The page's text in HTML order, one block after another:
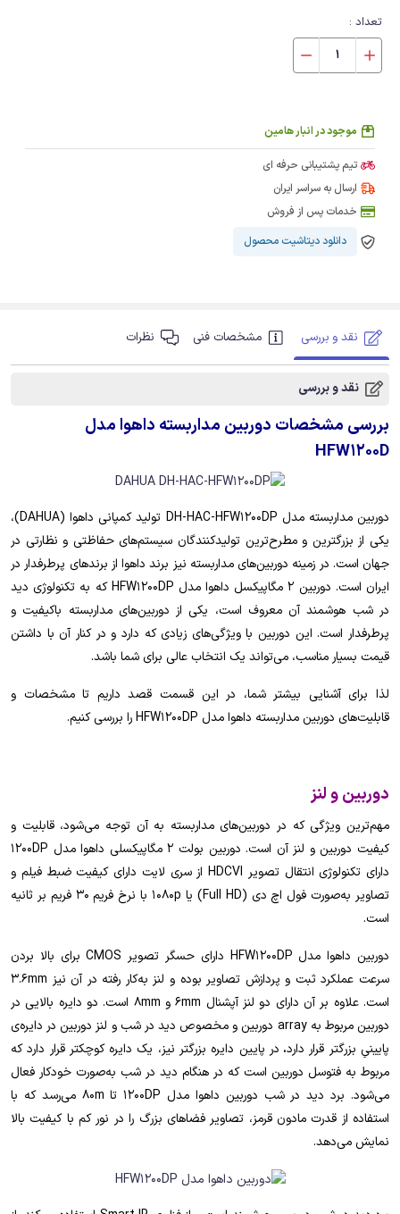
تعداد :
موجود در انبار هامین
تیم پشتیبانی حرفه ای
ارسال به سراسر ایران
خدمات پس از فروش
دانلود دیتاشیت محصول
نقد و بررسی مشخصات فنی نظرات
نقد و بررسی
بررسی مشخصات دوربین مداربسته داهوا مدل
HFW1200D
دوربین مداربسته مدل DH-HAC-HFW1200DP تولید کمپانی داهوا (DAHUA)،
یکی از بزرگترین و مطرح‌ترین تولیدکنندگان سیستم‌های حفاظتی و نظارتی در
جهان است. در زمینه دوربین‌های مداربسته نیز برند داهوا از برندهای پرطرفدار در
ایران است. دوربین 2 مگاپیکسل داهوا مدل HFW1200DP که به تکنولوژی دید
در شب هوشمند آن معروف است، یکی از دوربین‌های مداربسته باکیفیت و
پرطرفدار است. این دوربین با ویژگی‌های زیادی که دارد و در کنار آن با داشتن
قیمت بسیار مناسب، می‌تواند یک انتخاب عالی برای شما باشد.
لذا برای آشنایی بیشتر شما، در این قسمت قصد داریم تا مشخصات و
قابلیت‌های دوربین مداربسته داهوا مدل HFW1200DP را بررسی کنیم.
دوربین و لنز
مهم‌ترین ویژگی که در دوربین‌های مداربسته به آن توجه می‌شود، قابلیت و
کیفیت دوربین و لنز آن است. دوربین بولت 2 مگاپیکسلی داهوا مدل 1200DP
دارای تکنولوژی انتقال تصویر HDCVI از سری لایت دارای کیفیت ضبط فیلم و
تصاویر به‌صورت فول اچ دی (Full HD) یا 1080p با نرخ فریم 30 فریم بر ثانیه
است.
دوربین داهوا مدل HFW1200DP دارای حسگر تصویر CMOS برای بالا بردن
سرعت عملکرد ثبت و پردازش تصاویر بوده و لنز به‌کار رفته در آن نیز 3.6mm
است. علاوه بر آن دارای دو لنز آپشنال 6mm و 8mm است. دو دایره بالایی در
دوربین مربوط به array دوربین و مخصوص دید در شب و لنز دوربین در دایره‌ی
پایینیِ بزرگتر قرار دارد. در پایین دایره بزرگتر نیز، یک دایره کوچکتر قرار دارد که
مربوط به فتوسل دوربین است که در هنگام دید در شب به‌صورت خودکار فعال
می‌شود. برد دید در شب دوربین داهوا مدل 1200DP تا 80m می‌رسد که با
استفاده از قدرت مادون قرمز، تصاویر فضاهای بزرگ را در نور کم با کیفیت بالا
نمایش می‌دهد.